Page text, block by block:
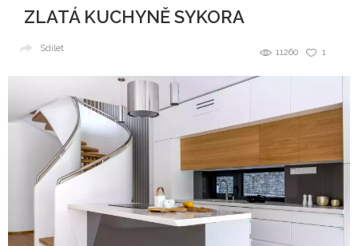
ZLATÁ KUCHYNĚ SYKORA
1
11260
Sdílet